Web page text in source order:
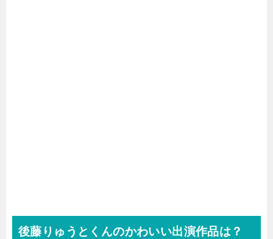
後藤りゅうとくんのかわいい出演作品は？